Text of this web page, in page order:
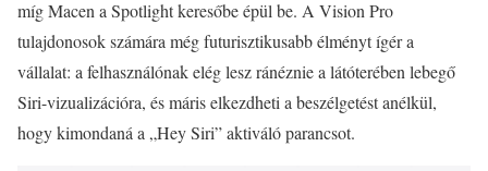
míg Macen a Spotlight keresőbe épül be. A Vision Pro
tulajdonosok számára még futurisztikusabb élményt ígér a
vállalat: a felhasználónak elég lesz ránéznie a látóterében lebegő
Siri-vizualizációra, és máris elkezdheti a beszélgetést anélkül,
hogy kimondaná a „Hey Siri” aktiváló parancsot.